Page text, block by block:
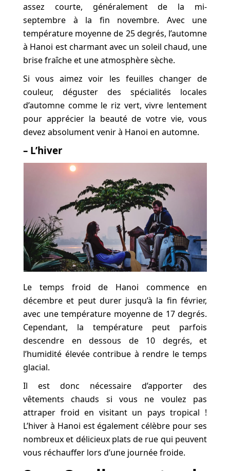
assez courte, généralement de la mi-
septembre à la fin novembre. Avec une
température moyenne de 25 degrés, l’automne
à Hanoi est charmant avec un soleil chaud, une
brise fraîche et une atmosphère sèche.
Si vous aimez voir les feuilles changer de
couleur, déguster des spécialités locales
d’automne comme le riz vert, vivre lentement
pour apprécier la beauté de votre vie, vous
devez absolument venir à Hanoi en automne.
– L’hiver
Le temps froid de Hanoi commence en
décembre et peut durer jusqu’à la fin février,
avec une température moyenne de 17 degrés.
Cependant, la température peut parfois
descendre en dessous de 10 degrés, et
l’humidité élevée contribue à rendre le temps
glacial.
Il est donc nécessaire d’apporter des
vêtements chauds si vous ne voulez pas
attraper froid en visitant un pays tropical !
L’hiver à Hanoi est également célèbre pour ses
nombreux et délicieux plats de rue qui peuvent
vous réchauffer lors d’une journée froide.